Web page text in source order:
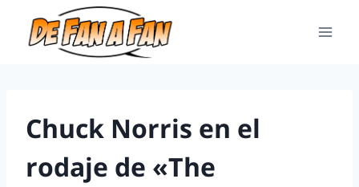
Chuck Norris en el
rodaje de «The